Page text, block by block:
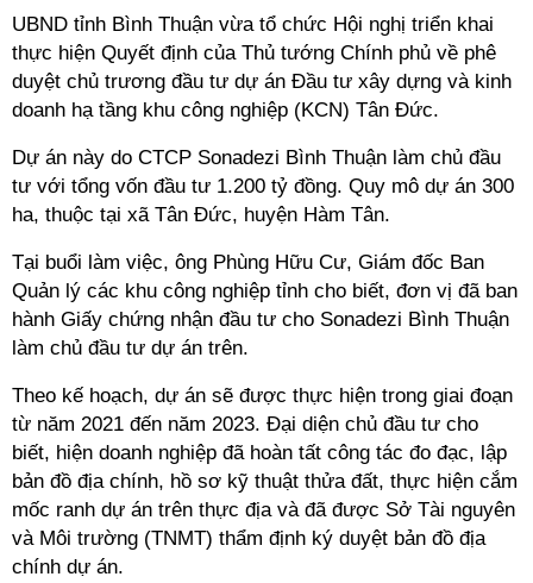
UBND tỉnh Bình Thuận vừa tổ chức Hội nghị triển khai
thực hiện Quyết định của Thủ tướng Chính phủ về phê
duyệt chủ trương đầu tư dự án Đầu tư xây dựng và kinh
doanh hạ tầng khu công nghiệp (KCN) Tân Đức.
Dự án này do CTCP Sonadezi Bình Thuận làm chủ đầu
tư với tổng vốn đầu tư 1.200 tỷ đồng. Quy mô dự án 300
ha, thuộc tại xã Tân Đức, huyện Hàm Tân.
Tại buổi làm việc, ông Phùng Hữu Cư, Giám đốc Ban
Quản lý các khu công nghiệp tỉnh cho biết, đơn vị đã ban
hành Giấy chứng nhận đầu tư cho Sonadezi Bình Thuận
làm chủ đầu tư dự án trên.
Theo kế hoạch, dự án sẽ được thực hiện trong giai đoạn
từ năm 2021 đến năm 2023. Đại diện chủ đầu tư cho
biết, hiện doanh nghiệp đã hoàn tất công tác đo đạc, lập
bản đồ địa chính, hồ sơ kỹ thuật thửa đất, thực hiện cắm
mốc ranh dự án trên thực địa và đã được Sở Tài nguyên
và Môi trường (TNMT) thẩm định ký duyệt bản đồ địa
chính dự án.